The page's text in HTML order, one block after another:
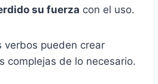
su fuerza con el uso.
verbos pueden crear
complejas de lo necesario.